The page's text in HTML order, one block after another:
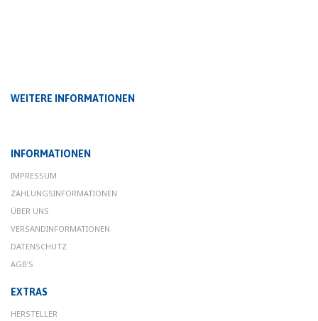
WEITERE INFORMATIONEN
INFORMATIONEN
IMPRESSUM
ZAHLUNGSINFORMATIONEN
ÜBER UNS
VERSANDINFORMATIONEN
DATENSCHUTZ
AGB'S
EXTRAS
HERSTELLER